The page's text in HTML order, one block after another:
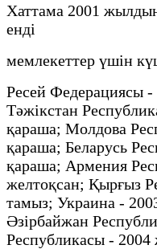
Хаттама 2001
енді
мемлекеттер үшін
Ресей Федерациясы
Тәжікстан
қараша; Молдова
қараша; Беларусь
қараша; Армения
желтоқсан; Қырғыз
тамыз; Украина -
Әзірбайжан
Республикасы -